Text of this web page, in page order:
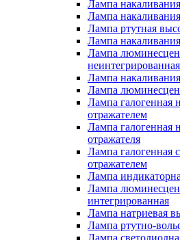
Лампа
Лампа
Лампа ртутная
Лампа
Лампа
неинтегрированная
Лампа
Лампа
Лампа галогенная
отражателем
Лампа галогенная
отражателя
Лампа галогенная
отражателем
Лампа
Лампа
интегрированная
Лампа натриевая
Лампа ртутно-
Лампа